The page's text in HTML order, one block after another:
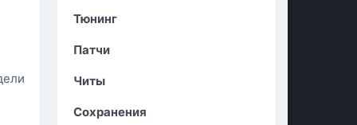
Тюнинг
Патчи
Читы
Сохранения